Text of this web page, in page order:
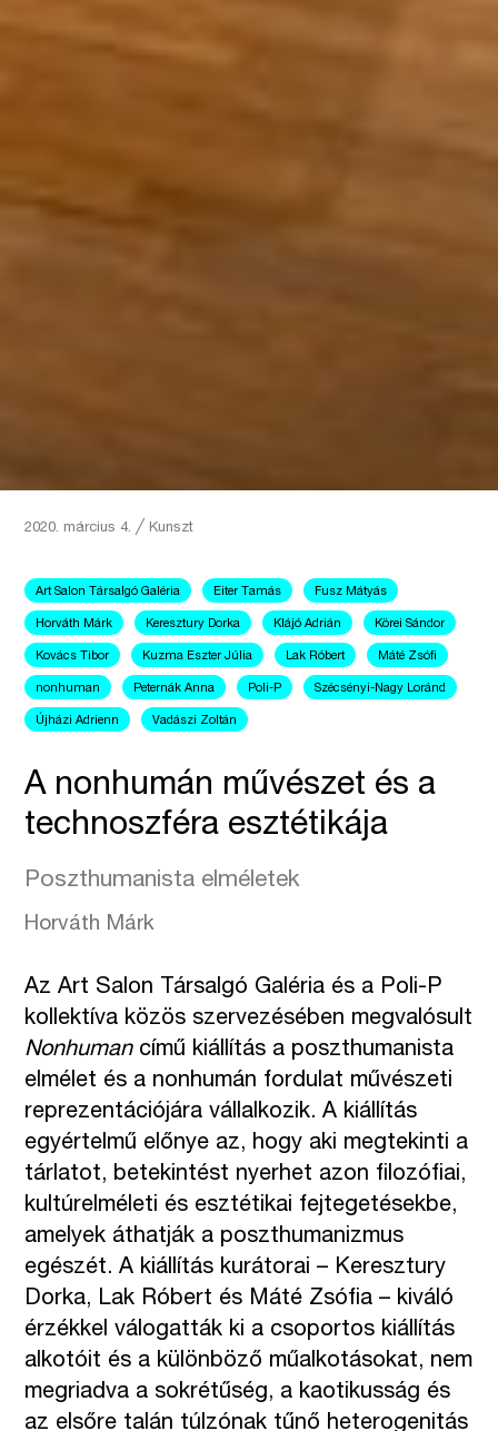
2020. március 4. ╱ Kunszt
Art Salon Társalgó Galéria Eiter Tamás Fusz Mátyás
Horváth Márk Keresztury Dorka Klájó Adrián Körei Sándor
Kovács Tibor Kuzma Eszter Júlia Lak Róbert Máté Zsófi
nonhuman Peternák Anna Poli-P Szécsényi-Nagy Loránd
Újházi Adrienn Vadászi Zoltán
A nonhumán művészet és a
technoszféra esztétikája
Poszthumanista elméletek
Horváth Márk
Az Art Salon Társalgó Galéria és a Poli-P
kollektíva közös szervezésében megvalósult
Nonhumancímű kiállítás a poszthumanista
elmélet és a nonhumán fordulat művészeti
reprezentációjára vállalkozik. A kiállítás
egyértelmű előnye az, hogy aki megtekinti a
tárlatot, betekintést nyerhet azon filozófiai,
kultúrelméleti és esztétikai fejtegetésekbe,
amelyek áthatják a poszthumanizmus
egészét. A kiállítás kurátorai – Keresztury
Dorka, Lak Róbert és Máté Zsófia – kiváló
érzékkel válogatták ki a csoportos kiállítás
alkotóit és a különböző műalkotásokat, nem
megriadva a sokrétűség, a kaotikusság és
az elsőre talán túlzónak tűnő heterogenitás